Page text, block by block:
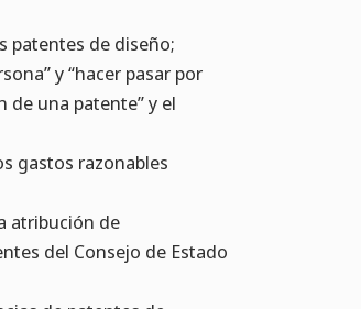
patentes de diseño;
y “hacer pasar por
una patente” y el
gastos razonables
atribución de
del Consejo de Estado